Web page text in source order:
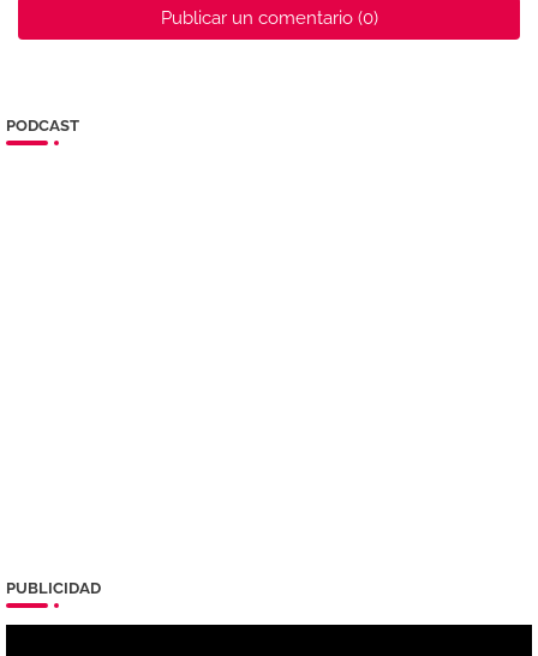
Publicar un comentario (0)
PODCAST
PUBLICIDAD